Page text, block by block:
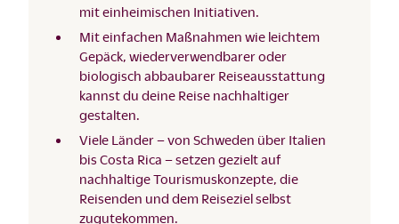
mit einheimischen Initiativen.
Mit einfachen Maßnahmen wie leichtem
Gepäck, wiederverwendbarer oder
biologisch abbaubarer Reiseausstattung
kannst du deine Reise nachhaltiger
gestalten.
Viele Länder – von Schweden über Italien
bis Costa Rica – setzen gezielt auf
nachhaltige Tourismuskonzepte, die
Reisenden und dem Reiseziel selbst
zugutekommen.